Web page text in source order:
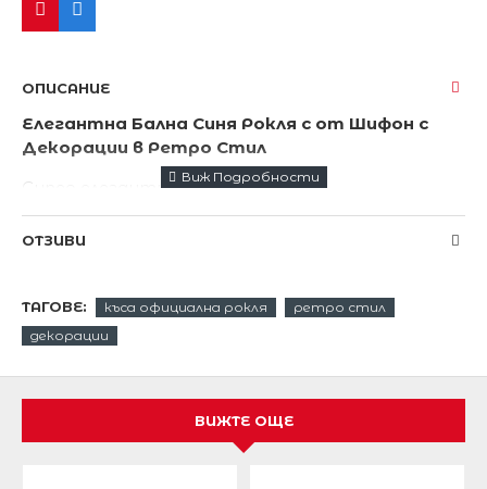
ОПИСАНИЕ
Елегантна Бална Синя Рокля с от Шифон с
Декорации в Ретро Стил
Супер елегантна къса рокличка .
син цвят
декорации в ретро стил.
Дължина от рамото надолу 86 см .
ОТЗИВИ
ТАГОВЕ: къса официална рокля
ретро стил
декорации
ВИЖТЕ ОЩЕ